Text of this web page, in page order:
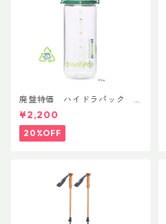
廃盤特価 ハイドラパック
リーコン ツイスト＆シップ 50
0ml
¥2,200
20%OFF